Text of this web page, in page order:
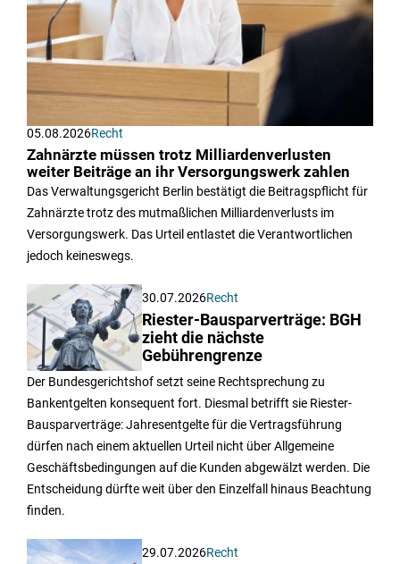
05.08.2026Recht
Zahnärzte müssen trotz Milliardenverlusten
weiter Beiträge an ihr Versorgungswerk zahlen
Das Verwaltungsgericht Berlin bestätigt die Beitragspflicht für
Zahnärzte trotz des mutmaßlichen Milliardenverlusts im
Versorgungswerk. Das Urteil entlastet die Verantwortlichen
jedoch keineswegs.
30.07.2026Recht
Riester-Bausparverträge: BGH
zieht die nächste
Gebührengrenze
Der Bundesgerichtshof setzt seine Rechtsprechung zu
Bankentgelten konsequent fort. Diesmal betrifft sie Riester-
Bausparverträge: Jahresentgelte für die Vertragsführung
dürfen nach einem aktuellen Urteil nicht über Allgemeine
Geschäftsbedingungen auf die Kunden abgewälzt werden. Die
Entscheidung dürfte weit über den Einzelfall hinaus Beachtung
finden.
29.07.2026Recht